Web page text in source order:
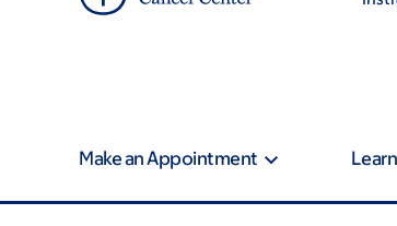
Make an Appointment